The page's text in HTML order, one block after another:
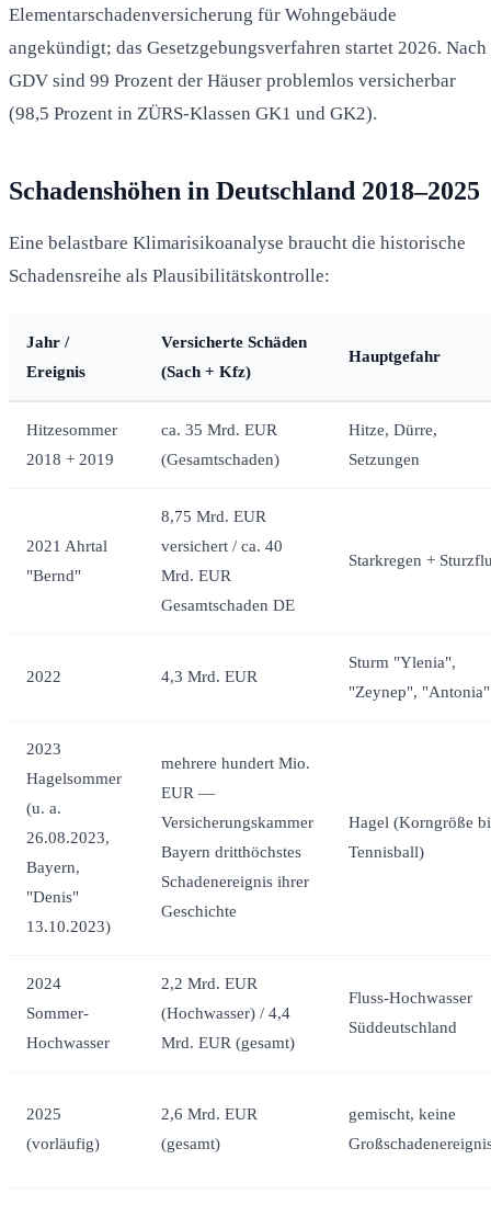
Elementarschadenversicherung für Wohngebäude
angekündigt; das Gesetzgebungsverfahren startet 2026. Nach
GDV sind 99 Prozent der Häuser problemlos versicherbar
(98,5 Prozent in ZÜRS-Klassen GK1 und GK2).
Schadenshöhen in Deutschland 2018–2025
Eine belastbare Klimarisikoanalyse braucht die historische
Schadensreihe als Plausibilitätskontrolle:
Jahr /
Ereignis
Versicherte Schäden
(Sach + Kfz)
Hauptgefahr
Hitzesommer
2018 + 2019
ca. 35 Mrd. EUR
(Gesamtschaden)
Hitze, Dürre,
Setzungen
2021 Ahrtal
"Bernd"
8,75 Mrd. EUR
versichert / ca. 40
Mrd. EUR
Gesamtschaden DE
Starkregen +
2022 4,3 Mrd. EUR
Sturm "Ylenia",
"Zeynep", "Antonia"
2023
Hagelsommer
(u. a.
26.08.2023,
Bayern,
"Denis"
13.10.2023)
mehrere hundert Mio.
EUR —
Versicherungskammer
Bayern dritthöchstes
Schadenereignis ihrer
Geschichte
Hagel (Korngröße
Tennisball)
2024
Sommer-
Hochwasser
2,2 Mrd. EUR
(Hochwasser) / 4,4
Mrd. EUR (gesamt)
Fluss-Hochwasser
Süddeutschland
2025
(vorläufig)
2,6 Mrd. EUR
(gesamt)
gemischt, keine